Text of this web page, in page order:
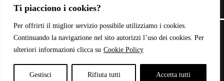
Ti piacciono i cookies?
Per offrirti il miglior servizio possibile utilizziamo i cookies.
Continuando la navigazione nel sito autorizzi l’uso dei cookies. Per
ulteriori informazioni clicca su Cookie Policy
Gestisci Rifiuta tutti Accetta tutti
Termini & Condizioni
Contatti
© 2026 - Web Powered byDylog Italia S.p.A.